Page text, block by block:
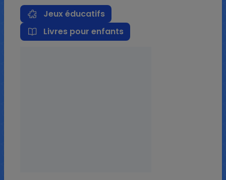
Jeux éducatifs
Livres pour enfants